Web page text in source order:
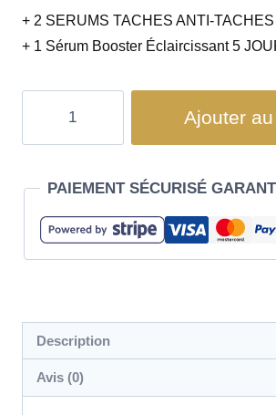
+ 2 SERUMS TACHES ANTI-
+ 1 Sérum Booster Éclaircissant 5
Ajouter
PAIEMENT SÉCURISÉ
Description
Avis (0)